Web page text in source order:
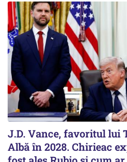
J.D. Vance, favoritul lui
Albă în 2028. Chirieac